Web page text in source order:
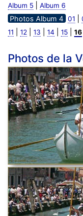
Album 5| Album 6
Photos Album 4 01
11 12 13 14 15| 16
Photos de la